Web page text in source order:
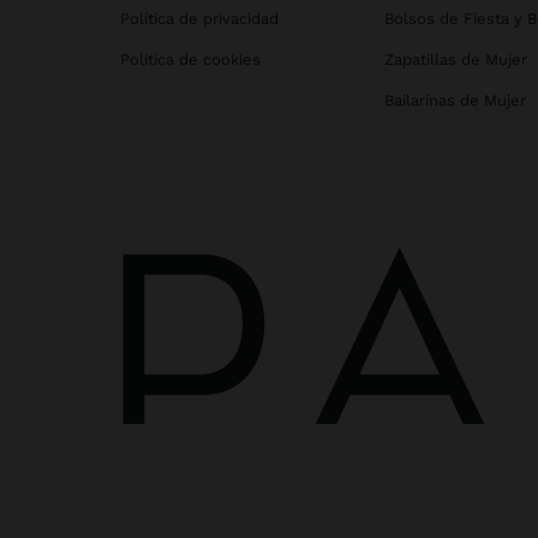
Política de privacidad
Política de cookies
Bolsos de Fiesta y
Zapatillas de Mujer
Bailarinas de Mujer